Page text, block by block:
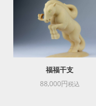
福福干支
88,000円税込